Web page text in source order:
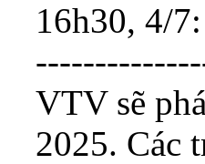
16h30, 4/
VTV sẽ
2025. Các